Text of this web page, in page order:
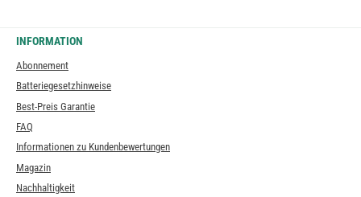
INFORMATION
Abonnement
Batteriegesetzhinweise
Best-Preis Garantie
FAQ
Informationen zu Kundenbewertungen
Magazin
Nachhaltigkeit